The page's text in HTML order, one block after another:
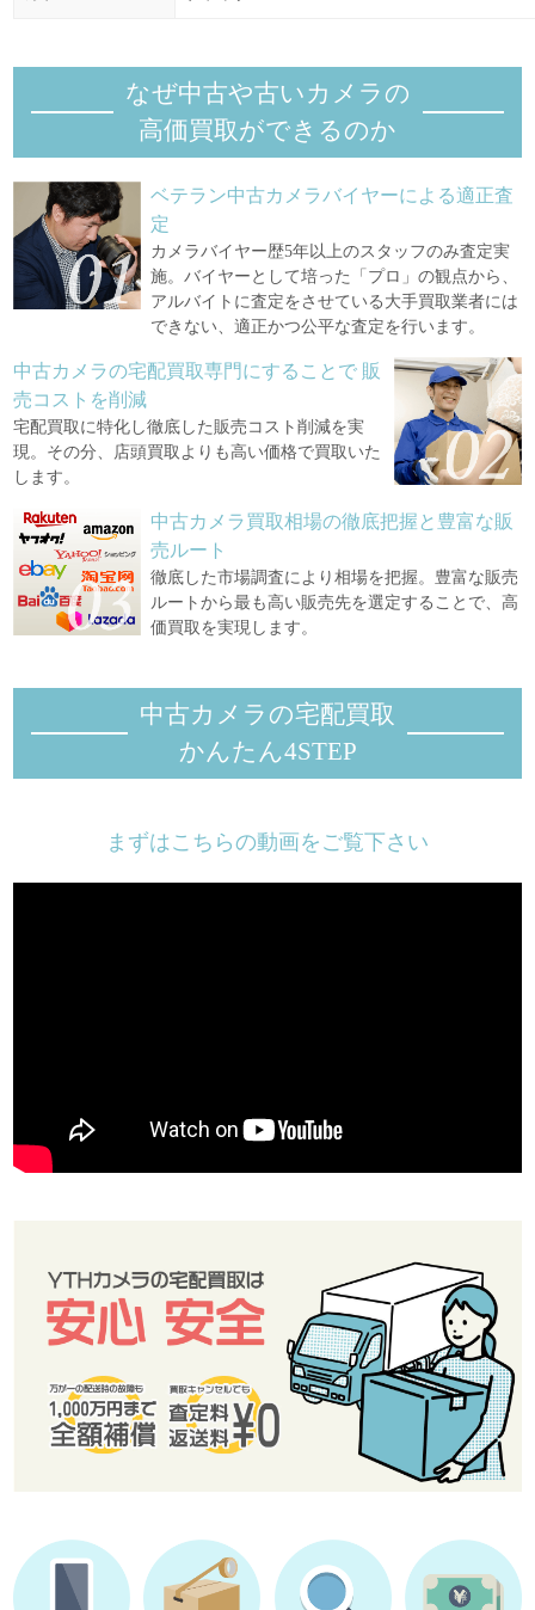
なぜ中古や古いカメラの
高価買取ができるのか
ベテラン中古カメラバイヤーによる適正査
定
カメラバイヤー歴5年以上のスタッフのみ査定実
施。バイヤーとして培った「プロ」の観点から、
アルバイトに査定をさせている大手買取業者には
できない、適正かつ公平な査定を行います。
中古カメラの宅配買取専門にすることで 販
売コストを削減
宅配買取に特化し徹底した販売コスト削減を実
現。その分、店頭買取よりも高い価格で買取いた
します。
中古カメラ買取相場の徹底把握と豊富な販
売ルート
徹底した市場調査により相場を把握。豊富な販売
ルートから最も高い販売先を選定することで、高
価買取を実現します。
中古カメラの宅配買取
かんたん4STEP
まずはこちらの動画をご覧下さい